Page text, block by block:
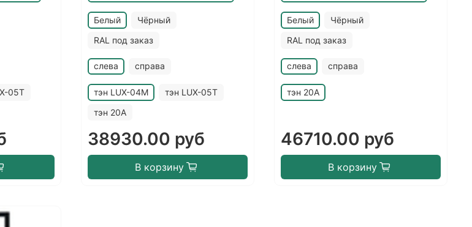
05T
Белый
Чёрный
RAL под заказ
слева справа
тэн LUX-04M
тэн LUX-05T
тэн 20A
38930.00 руб
В корзину
Белый
Чёрный
RAL под заказ
слева справа
тэн 20A
46710.00 руб
В корзину